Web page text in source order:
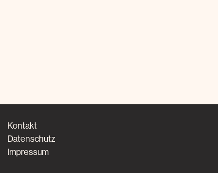
Kontakt
Datenschutz
Impressum